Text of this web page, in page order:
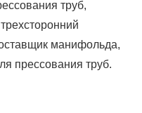
труб,
манифольда,
прессования труб.